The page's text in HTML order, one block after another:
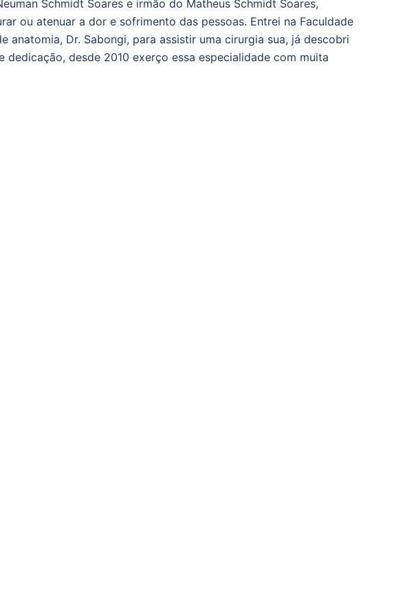
Schmidt Soares e irmão do Matheus Schmidt Soares,
ou atenuar a dor e sofrimento das pessoas. Entrei na Faculdade
Dr. Sabongi, para assistir uma cirurgia sua, já descobri
dedicação, desde 2010 exerço essa especialidade com muita